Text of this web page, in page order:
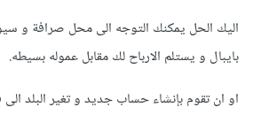
اليك الحل يمكنك التوجه الى محل صرافة و
بايبال و يستلم الارباح لك مقابل عموله بسيطه.
او ان تقوم بإنشاء حساب جديد و تغير البلد الى